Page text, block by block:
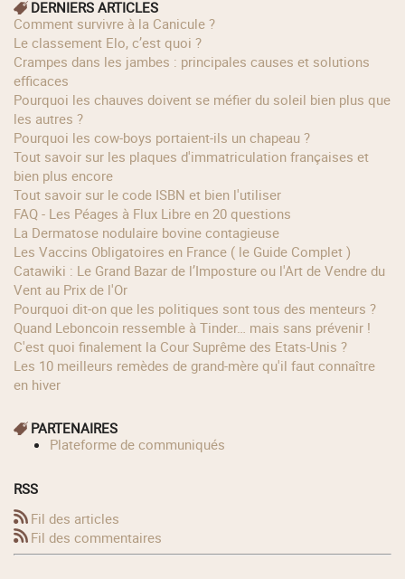
DERNIERS ARTICLES
Comment survivre à la Canicule ?
Le classement Elo, c’est quoi ?
Crampes dans les jambes : principales causes et solutions
efficaces
Pourquoi les chauves doivent se méfier du soleil bien plus que
les autres ?
Pourquoi les cow‑boys portaient‑ils un chapeau ?
Tout savoir sur les plaques d'immatriculation françaises et
bien plus encore
Tout savoir sur le code ISBN et bien l'utiliser
FAQ - Les Péages à Flux Libre en 20 questions
La Dermatose nodulaire bovine contagieuse
Les Vaccins Obligatoires en France ( le Guide Complet )
Catawiki : Le Grand Bazar de l’Imposture ou l'Art de Vendre du
Vent au Prix de l'Or
Pourquoi dit-on que les politiques sont tous des menteurs ?
Quand Leboncoin ressemble à Tinder… mais sans prévenir !
C'est quoi finalement la Cour Suprême des Etats-Unis ?
Les 10 meilleurs remèdes de grand-mère qu'il faut connaître
en hiver
PARTENAIRES
Plateforme de communiqués
RSS
Fil des articles
Fil des commentaires